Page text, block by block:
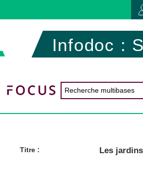
Infodoc :
Titre : Les